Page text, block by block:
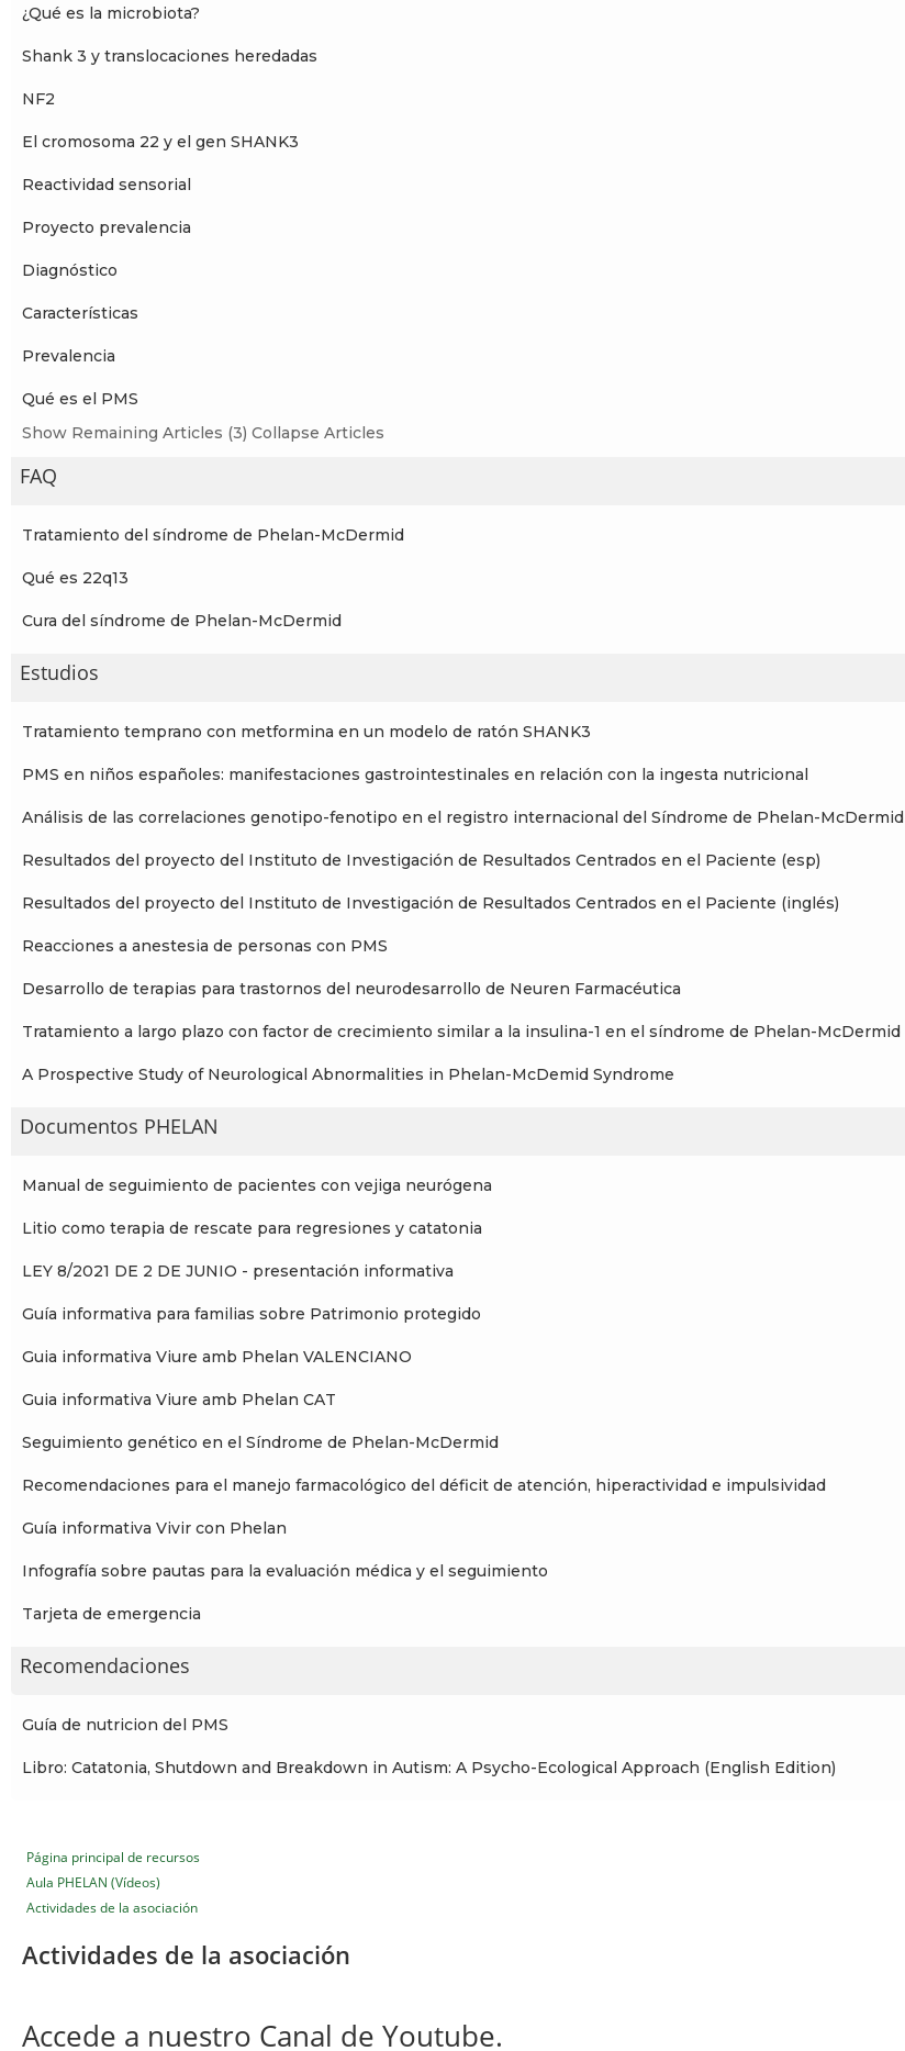
¿Qué es la microbiota?
Shank 3 y translocaciones heredadas
NF2
El cromosoma 22 y el gen SHANK3
Reactividad sensorial
Proyecto prevalencia
Diagnóstico
Características
Prevalencia
Qué es el PMS
Show Remaining Articles (3) Collapse Articles
FAQ
Tratamiento del síndrome de Phelan-McDermid
Qué es 22q13
Cura del síndrome de Phelan-McDermid
Estudios
Tratamiento temprano con metformina en un modelo de ratón SHANK3
PMS en niños españoles: manifestaciones gastrointestinales en relación con la ingesta nutricional
Análisis de las correlaciones genotipo-fenotipo en el registro internacional del Síndrome de Phelan-McDermid
Resultados del proyecto del Instituto de Investigación de Resultados Centrados en el Paciente (esp)
Resultados del proyecto del Instituto de Investigación de Resultados Centrados en el Paciente (inglés)
Reacciones a anestesia de personas con PMS
Desarrollo de terapias para trastornos del neurodesarrollo de Neuren Farmacéutica
Tratamiento a largo plazo con factor de crecimiento similar a la insulina-1 en el síndrome de Phelan-McDermid
A Prospective Study of Neurological Abnormalities in Phelan-McDemid Syndrome
Documentos PHELAN
Manual de seguimiento de pacientes con vejiga neurógena
Litio como terapia de rescate para regresiones y catatonia
LEY 8/2021 DE 2 DE JUNIO - presentación informativa
Guía informativa para familias sobre Patrimonio protegido
Guia informativa Viure amb Phelan VALENCIANO
Guia informativa Viure amb Phelan CAT
Seguimiento genético en el Síndrome de Phelan-McDermid
Recomendaciones para el manejo farmacológico del déficit de atención, hiperactividad e impulsividad
Guía informativa Vivir con Phelan
Infografía sobre pautas para la evaluación médica y el seguimiento
Tarjeta de emergencia
Recomendaciones
Guía de nutricion del PMS
Libro: Catatonia, Shutdown and Breakdown in Autism: A Psycho-Ecological Approach (English Edition)
Página principal de recursos
Aula PHELAN (Vídeos)
Actividades de la asociación
Actividades de la asociación
Accede a nuestro Canal de Youtube.